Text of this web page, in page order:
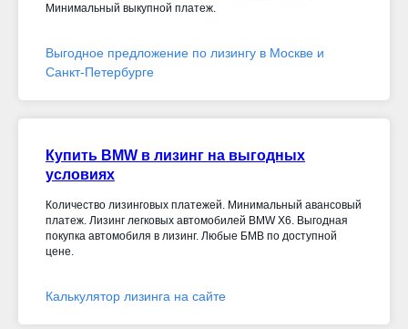
Минимальный выкупной платеж.
Выгодное предложение по лизингу в Москве и
Санкт-Петербурге
Купить BMW в лизинг на выгодных
условиях
Количество лизинговых платежей. Минимальный авансовый
платеж. Лизинг легковых автомобилей BMW X6. Выгодная
покупка автомобиля в лизинг. Любые БМВ по доступной
цене.
Калькулятор лизинга на сайте